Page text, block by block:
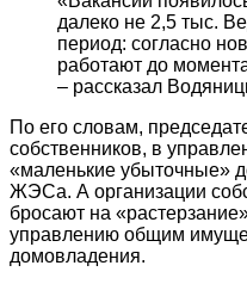
далеко не 2,5 тыс.
период: согласно
работают до
– рассказал
По его словам,
собственников, в
«маленькие убыточные»
ЖЭСа. А организации
бросают на
управлению общим
домовладения.